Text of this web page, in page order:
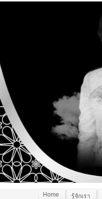
Home รู้จักเรา